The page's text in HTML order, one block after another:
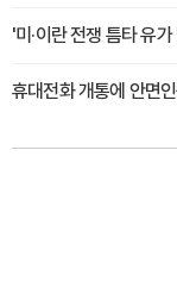
'미·이란 전쟁 틈타 유
휴대전화 개통에 안면